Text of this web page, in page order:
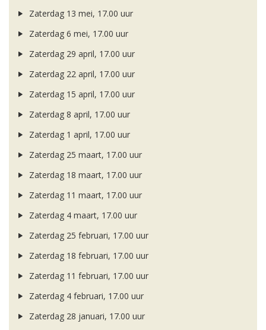
Zaterdag 13 mei, 17.00 uur
Zaterdag 6 mei, 17.00 uur
Zaterdag 29 april, 17.00 uur
Zaterdag 22 april, 17.00 uur
Zaterdag 15 april, 17.00 uur
Zaterdag 8 april, 17.00 uur
Zaterdag 1 april, 17.00 uur
Zaterdag 25 maart, 17.00 uur
Zaterdag 18 maart, 17.00 uur
Zaterdag 11 maart, 17.00 uur
Zaterdag 4 maart, 17.00 uur
Zaterdag 25 februari, 17.00 uur
Zaterdag 18 februari, 17.00 uur
Zaterdag 11 februari, 17.00 uur
Zaterdag 4 februari, 17.00 uur
Zaterdag 28 januari, 17.00 uur